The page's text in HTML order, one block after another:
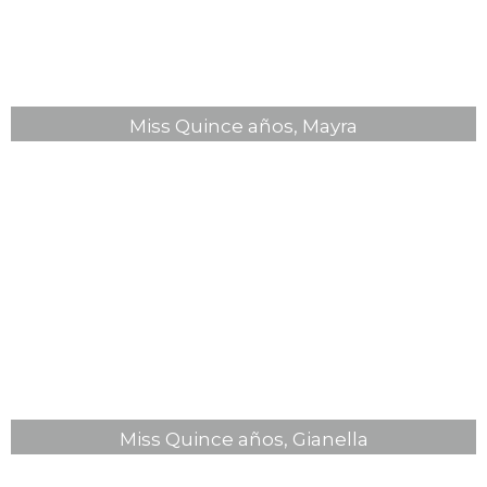
Miss Quince años, Mayra
Miss Quince años, Gianella